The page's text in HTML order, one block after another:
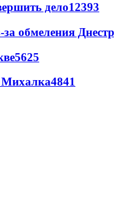
дело12393
обмеления
5625
Михалка4841